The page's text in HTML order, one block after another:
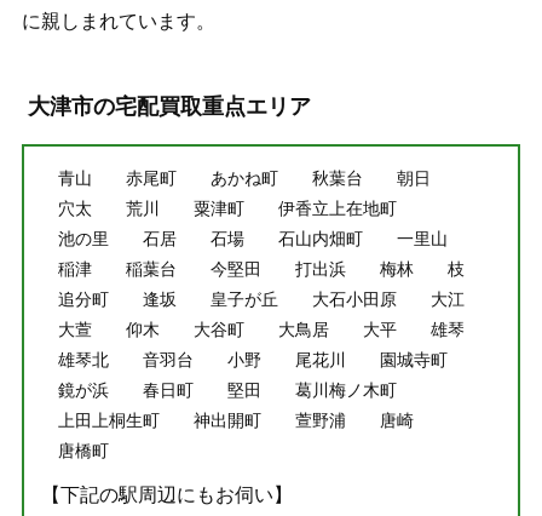
に親しまれています。
大津市の宅配買取重点エリア
青山 赤尾町 あかね町 秋葉台
朝日
穴太
荒川 粟津町
伊香立上在地町
池の里
石居 石場 石山内畑町
一里山
稲津
稲葉台 今堅田 打出浜 梅林
枝
追分町
逢坂 皇子が丘 大石小田原
大江
大萱
仰木 大谷町 大鳥居 大平
雄琴
雄琴北
音羽台 小野 尾花川
園城寺町
鏡が浜
春日町 堅田
葛川梅ノ木町
上田上桐生町
神出開町 萱野浦
唐崎
唐橋町
【下記の駅周辺にもお伺い】